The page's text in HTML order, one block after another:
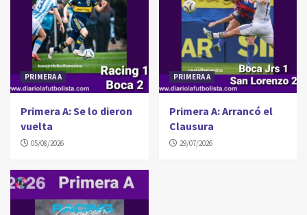
PRIMERA A
Primera A: Se lo dieron
vuelta
05/08/2026
PRIMERA A
Primera A: Arrancó el
Clausura
29/07/2026